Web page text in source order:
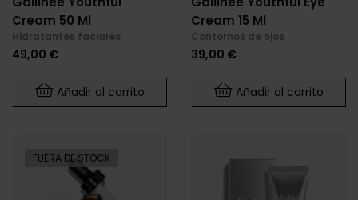
Cream 50 Ml
Hidratantes faciales
Precio
49,00 €
Añadir al carrito
Cream 15 Ml
Contornos de ojos
Precio
39,00 €
Añadir al carrito
FUERA DE STOCK